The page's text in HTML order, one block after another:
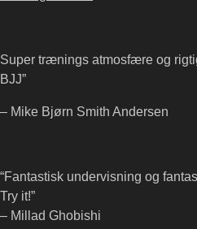
Super trænings atmosfære og
BJJ”
– Mike Bjørn Smith Andersen
“Fantastisk undervisning og
Try it!”
– Millad Ghobishi